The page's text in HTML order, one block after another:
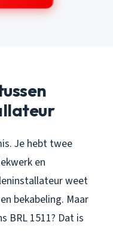
Je hebt twee
en
weet
bekabeling. Maar
BRL 1511? Dat is